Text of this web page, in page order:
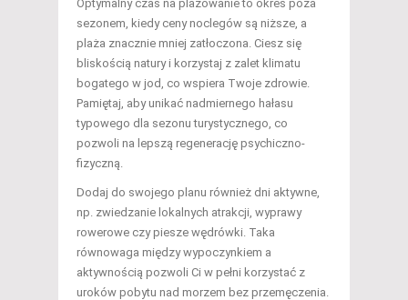
Optymalny czas na plażowanie to okres poza
sezonem, kiedy ceny noclegów są niższe, a
plaża znacznie mniej zatłoczona. Ciesz się
bliskością natury i korzystaj z zalet klimatu
bogatego w jod, co wspiera Twoje zdrowie.
Pamiętaj, aby unikać nadmiernego hałasu
typowego dla sezonu turystycznego, co
pozwoli na lepszą regenerację psychiczno-
fizyczną.
Dodaj do swojego planu również dni aktywne,
np. zwiedzanie lokalnych atrakcji, wyprawy
rowerowe czy piesze wędrówki. Taka
równowaga między wypoczynkiem a
aktywnością pozwoli Ci w pełni korzystać z
uroków pobytu nad morzem bez przemęczenia.